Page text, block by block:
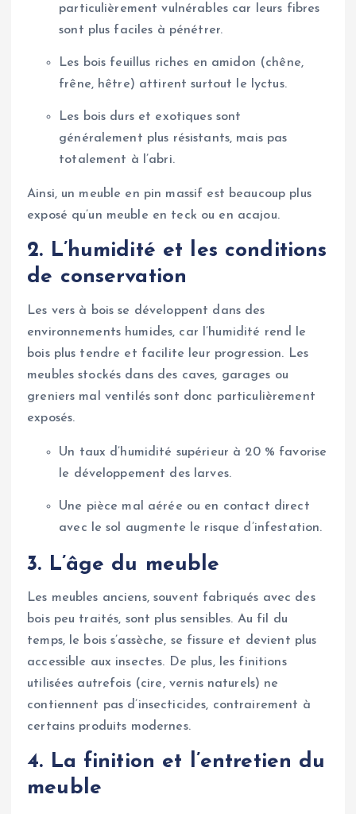
particulièrement vulnérables car leurs fibres
sont plus faciles à pénétrer.
Les bois feuillus riches en amidon (chêne,
frêne, hêtre) attirent surtout le lyctus.
Les bois durs et exotiques sont
généralement plus résistants, mais pas
totalement à l’abri.
Ainsi, un meuble en pin massif est beaucoup plus
exposé qu’un meuble en teck ou en acajou.
2. L’humidité et les conditions
de conservation
Les vers à bois se développent dans des
environnements humides, car l’humidité rend le
bois plus tendre et facilite leur progression. Les
meubles stockés dans des caves, garages ou
greniers mal ventilés sont donc particulièrement
exposés.
Un taux d’humidité supérieur à 20 % favorise
le développement des larves.
Une pièce mal aérée ou en contact direct
avec le sol augmente le risque d’infestation.
3. L’âge du meuble
Les meubles anciens, souvent fabriqués avec des
bois peu traités, sont plus sensibles. Au fil du
temps, le bois s’assèche, se fissure et devient plus
accessible aux insectes. De plus, les finitions
utilisées autrefois (cire, vernis naturels) ne
contiennent pas d’insecticides, contrairement à
certains produits modernes.
4. La finition et l’entretien du
meuble